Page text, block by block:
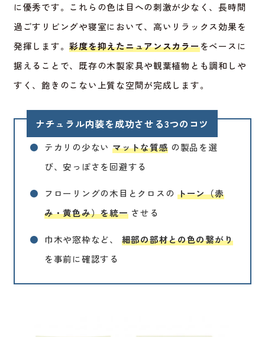
に優秀です。これらの色は目への刺激が少なく、長時間
過ごすリビングや寝室において、高いリラックス効果を
発揮します。彩度を抑えたニュアンスカラーをベースに
据えることで、既存の木製家具や観葉植物とも調和しや
すく、飽きのこない上質な空間が完成します。
ナチュラル内装を成功させる3つのコツ
● テカリの少ない マットな質感 の製品を選
び、安っぽさを回避する
● フローリングの木目とクロスの トーン（赤
み・黄色み）を統一させる
● 巾木や窓枠など、 細部の部材との色の繋がり
を事前に確認する